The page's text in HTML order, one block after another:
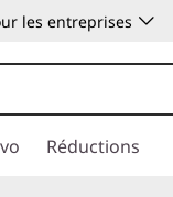
les entreprises
Réductions